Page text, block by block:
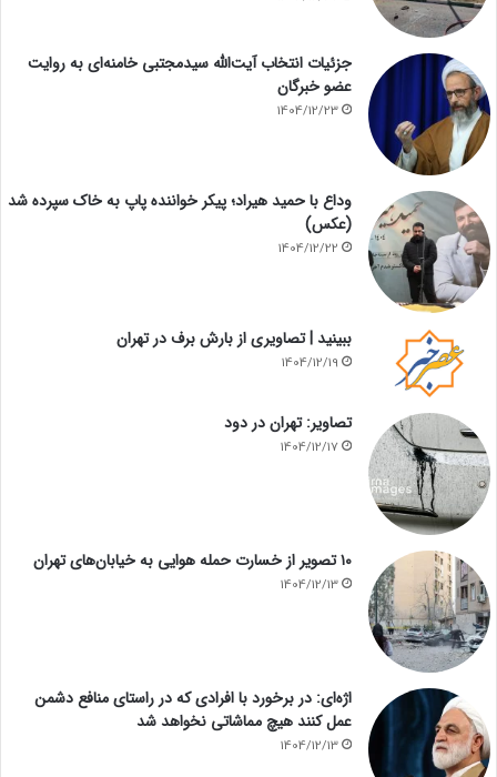
جزئیات انتخاب آیت‌الله سیدمجتبی خامنه‌ای به روایت
عضو خبرگان
1404/12/23
وداع با حمید هیراد؛ پیکر خواننده پاپ به خاک سپرده شد
(عکس)
1404/12/22
ببینید | تصاویری از بارش برف در تهران
1404/12/19
تصاویر: تهران در دود
1404/12/17
۱۰ تصویر از خسارت حمله هوایی به خیابان‌های تهران
1404/12/13
اژه‌ای: در برخورد با افرادی که در راستای منافع دشمن
عمل کنند هیچ مماشاتی نخواهد شد
1404/12/13